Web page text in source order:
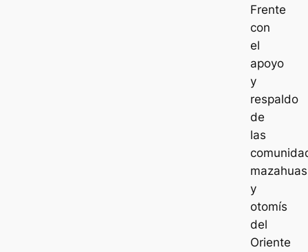
Frente
con
el
apoyo
y
respaldo
de
las
mazahuas
y
otomís
del
Oriente